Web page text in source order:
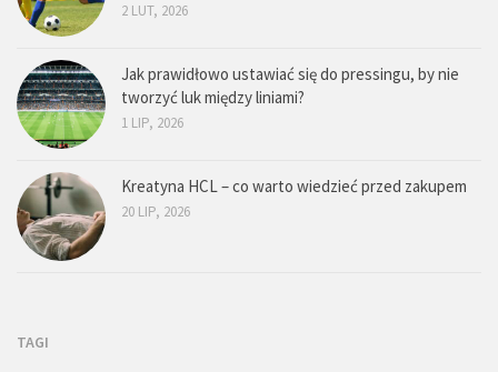
2 LUT, 2026
Jak prawidłowo ustawiać się do pressingu, by nie
tworzyć luk między liniami?
1 LIP, 2026
Kreatyna HCL – co warto wiedzieć przed zakupem
20 LIP, 2026
TAGI